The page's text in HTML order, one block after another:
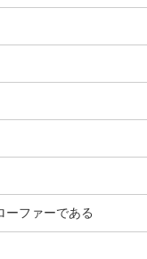
ーファーである